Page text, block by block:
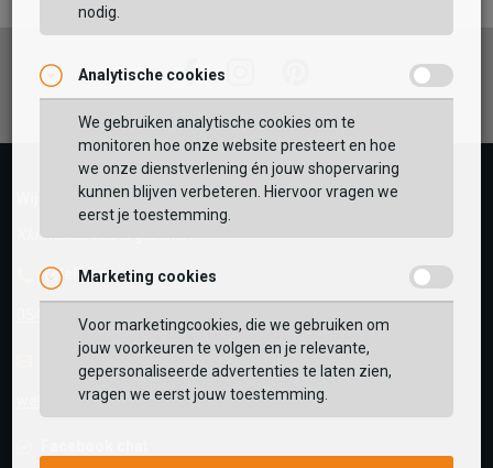
GEBRUIK MIJN LOCATIE
Zoek op postcode of gebruik jouw locatie om de
voorraad in een van onze winkels te bekijken.
BEKIJK WINKELTAS
VERDER WINKELEN
Vaak samen gekocht metFacebook
Wij helpen je graag!
Klantenservice is gesloten
Telefoon
0545-280081
E-mail Antwoord binnen 24 uur
webshop@schuurman-schoenen.nl
nodig.
Analytische cookies
We gebruiken analytische cookies om te
monitoren hoe onze website presteert en hoe
we onze dienstverlening én jouw shopervaring
kunnen blijven verbeteren. Hiervoor vragen we
eerst je toestemming.
Marketing cookies
Voor marketingcookies, die we gebruiken om
jouw voorkeuren te volgen en je relevante,
gepersonaliseerde advertenties te laten zien,
vragen we eerst jouw toestemming.